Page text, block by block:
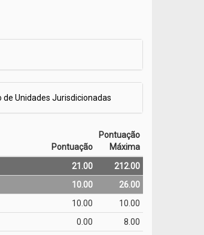
Unidades Jurisdicionadas
Pontuação
Pontuação
Máxima
21.00
212.00
10.00
26.00
10.00
10.00
0.00
8.00